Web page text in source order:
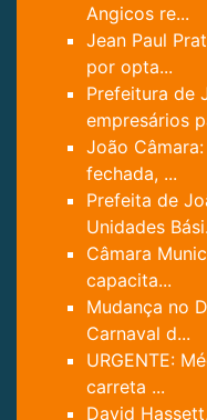
Angicos re...
Jean Paul
por opta...
Prefeitura de
empresários
João
fechada, ...
Prefeita de
Unidades
Câmara
capacita...
Mudança no
Carnaval d...
URGENTE:
carreta ...
David